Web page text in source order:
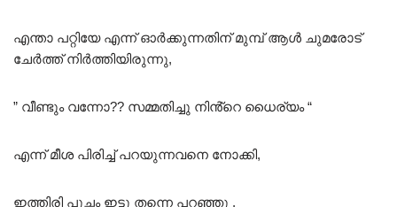
എന്താ പറ്റിയേ എന്ന് ഓർക്കുന്നതിന് മുമ്പ് ആൾ ചുമരോട്
ചേർത്ത് നിർത്തിയിരുന്നു,
” വീണ്ടും വന്നോ?? സമ്മതിച്ചു നിൻ്റെ ധൈര്യം “
എന്ന് മീശ പിരിച്ച് പറയുന്നവനെ നോക്കി,
ഇത്തിരി പുച്ഛം ഇട്ടു തന്നെ പറഞ്ഞു ,